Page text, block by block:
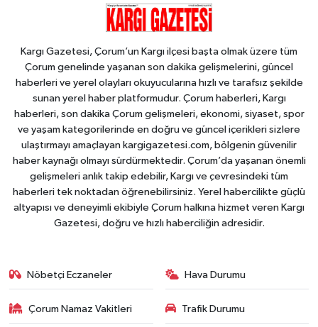
Kargı Gazetesi, Çorum’un Kargı ilçesi başta olmak üzere tüm
Çorum genelinde yaşanan son dakika gelişmelerini, güncel
haberleri ve yerel olayları okuyucularına hızlı ve tarafsız şekilde
sunan yerel haber platformudur. Çorum haberleri, Kargı
haberleri, son dakika Çorum gelişmeleri, ekonomi, siyaset, spor
ve yaşam kategorilerinde en doğru ve güncel içerikleri sizlere
ulaştırmayı amaçlayan kargigazetesi.com, bölgenin güvenilir
haber kaynağı olmayı sürdürmektedir. Çorum’da yaşanan önemli
gelişmeleri anlık takip edebilir, Kargı ve çevresindeki tüm
haberleri tek noktadan öğrenebilirsiniz. Yerel habercilikte güçlü
altyapısı ve deneyimli ekibiyle Çorum halkına hizmet veren Kargı
Gazetesi, doğru ve hızlı haberciliğin adresidir.
Nöbetçi Eczaneler Hava Durumu
Çorum Namaz Vakitleri Trafik Durumu